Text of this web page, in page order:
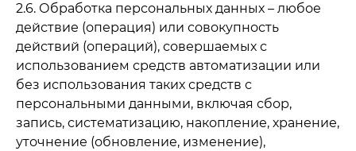
2.6. Обработка персональных данных – любое
действие (операция) или совокупность
действий (операций), совершаемых с
использованием средств автоматизации или
без использования таких средств с
персональными данными, включая сбор,
запись, систематизацию, накопление, хранение,
уточнение (обновление, изменение),